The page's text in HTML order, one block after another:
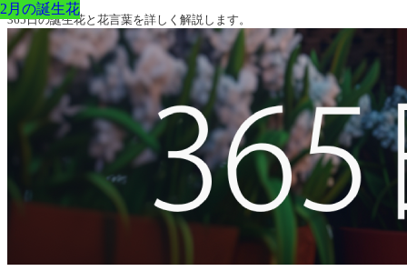
365日の誕生花と花言葉を詳しく解説します。
2月の誕生花
2月の誕生花
2月の誕生花
2月の誕生花
2月の誕生花
2月の誕生花
2月の誕生花